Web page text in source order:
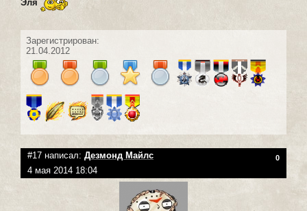
Эля
Зарегистрирован:
21.04.2012
#17 написал: Дезмонд Майлс 0
4 мая 2014 18:04